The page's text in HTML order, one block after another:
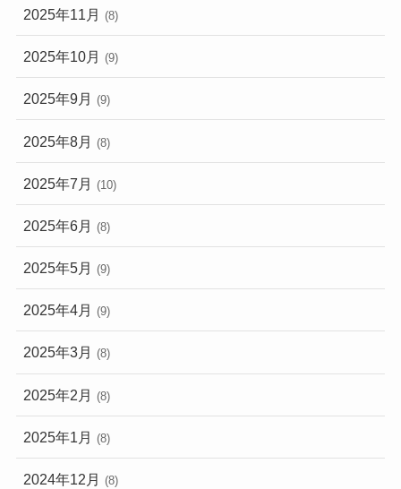
2025年11月 (8)
2025年10月 (9)
2025年9月 (9)
2025年8月 (8)
2025年7月 (10)
2025年6月 (8)
2025年5月 (9)
2025年4月 (9)
2025年3月 (8)
2025年2月 (8)
2025年1月 (8)
2024年12月 (8)